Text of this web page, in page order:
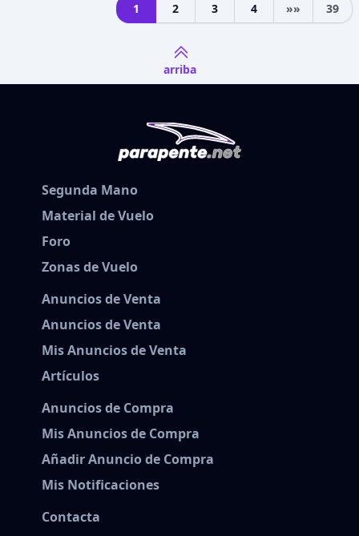
1 2 3 4 Next
»» 39
arriba
Segunda Mano
Material de Vuelo
Foro
Zonas de Vuelo
Anuncios de Venta
Anuncios de Venta
Mis Anuncios de Venta
Artículos
Anuncios de Compra
Mis Anuncios de Compra
Añadir Anuncio de Compra
Mis Notificaciones
Contacta